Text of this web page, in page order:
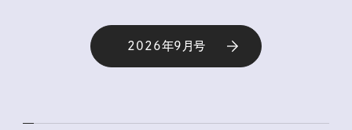
2026年9月号